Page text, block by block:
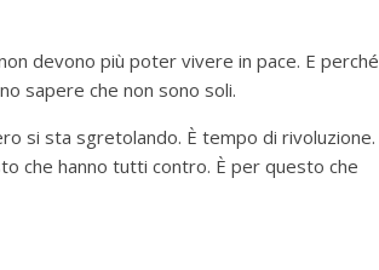
devono più poter vivere in pace. E perché
sapere che non sono soli.
si sta sgretolando. È tempo di rivoluzione.
che hanno tutti contro. È per questo che